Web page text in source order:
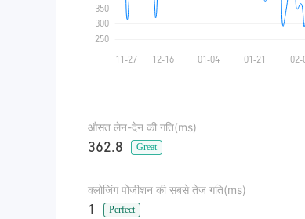
औसत लेन-देन की गति(ms)
362.8 Great
क्लोजिंग पोजीशन की सबसे तेज गति(ms)
1 Perfect